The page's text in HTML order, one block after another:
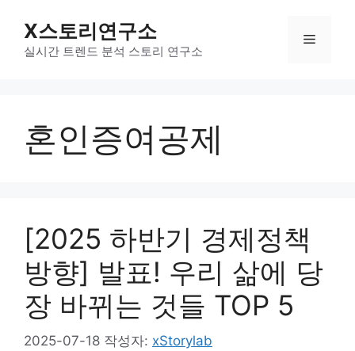
X스토리연구소
실시간 트렌드 분석 스토리 연구소
메
혼인증여공제
[2025 하반기 경제정책
방향] 발표! 우리 삶에 당
장 바뀌는 것들 TOP 5
2025-07-18 작성자: xStorylab